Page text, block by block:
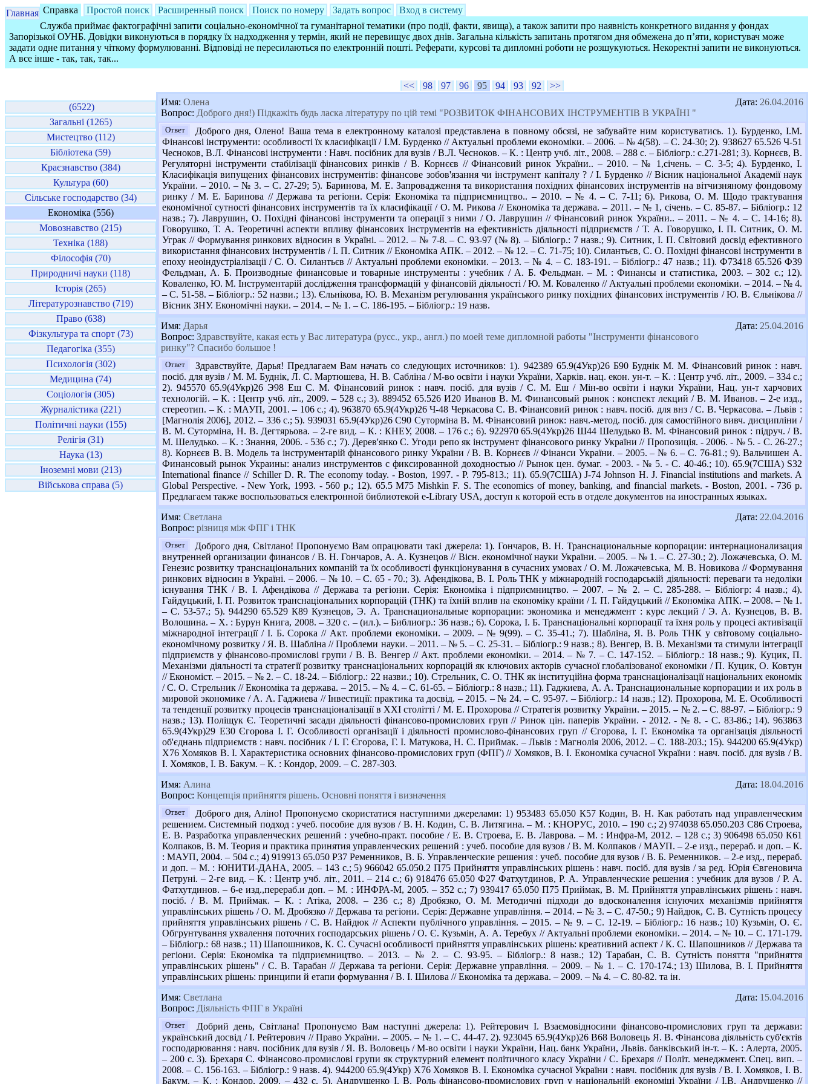
Главная Справка Простой поиск Расширенный поиск Поиск по номеру Задать вопрос
Вход в систему
Служба приймає фактографічні запити соціально-економічної та гуманітарної тематики (про події, факти, явища), а також запити про наявність конкретного видання у фондах
Запорізької ОУНБ. Довідки виконуються в порядку їх надходження у термін, який не перевищує двох днів. Загальна кількість запитань протягом дня обмежена до п’яти, користувач може
задати одне питання у чіткому формулюванні. Відповіді не пересилаються по електронній пошті. Реферати, курсові та дипломні роботи не розшукуються. Некоректні запити не виконуються.
А все інше - так, так, так...
(6522)
Загальні (1265)
Мистецтво (112)
Бібліотека (59)
Краєзнавство (384)
Культура (60)
Сільське господарство (34)
Економіка (556)
Мовознавство (215)
Техніка (188)
Філософія (70)
Природничі науки (118)
Історія (265)
Літературознавство (719)
Право (638)
Фізкультура та спорт (73)
Педагогіка (355)
Психологія (302)
Медицина (74)
Соціологія (305)
Журналістика (221)
Політичні науки (155)
Релігія (31)
Наука (13)
Іноземні мови (213)
Військова справа (5)
<< 98 97 96 95 94 93 92
>>
Дата: 26.04.2016
Имя: Олена
Вопрос: Доброго дня!) Підкажіть будь ласка літературу по цій темі "РОЗВИТОК ФІНАНСОВИХ ІНСТРУМЕНТІВ В УКРАЇНІ "
Ответ
Доброго дня, Олено! Ваша тема в електронному каталозі представлена в повному обсязі, не забувайте ним користуватись. 1). Бурденко, І.М.
Фінансові інструменти: особливості їх класифікації / І.М. Бурденко // Актуальні проблеми економіки. – 2006. – № 4(58). – С. 24-30; 2). 938627 65.526 Ч-51
Чесноков, В.Л. Фінансові інструменти : Навч. посібник для вузів / В.Л. Чесноков. – К. : Центр учб. літ., 2008. – 288 с. – Бібліогр.: с.271-281; 3). Корнєєв, В.
Регуляторні інструменти стабілізації фінансових ринків / В. Корнєєв // Фінансовий ринок України.. – 2010. – № 1,січень. – С. 3-5; 4). Бурденко, І.
Класифікація випущених фінансових інструментів: фінансове зобов'язання чи інструмент капіталу ? / І. Бурденко // Вісник національної Академії наук
України. – 2010. – № 3. – С. 27-29; 5). Баринова, М. Е. Запровадження та використання похідних фінансових інструментів на вітчизняному фондовому
ринку / М. Е. Баринова // Держава та регіони. Серія: Економіка та підприємництво.. – 2010. – № 4. – С. 7-11; 6). Рикова, О. М. Щодо трактування
економічної сутності фінансових інструментів та їх класифікації / О. М. Рикова // Економіка та держава. – 2011. – № 1, січень. – С. 85-87. – Бібліогр.: 12
назв.; 7). Лаврушин, О. Похідні фінансові інструменти та операції з ними / О. Лаврушин // Фінансовий ринок України.. – 2011. – № 4. – С. 14-16; 8).
Говорушко, Т. А. Теоретичні аспекти впливу фінансових інструментів на ефективність діяльності підприємств / Т. А. Говорушко, І. П. Ситник, О. М.
Уграк // Формування ринкових відносин в Україні. – 2012. – № 7-8. – С. 93-97 (№ 8). – Бібліогр.: 7 назв.; 9). Ситник, І. П. Світовий досвід ефективного
використання фінансових інструментів / І. П. Ситник // Економіка АПК. – 2012. – № 12. – С. 71-75; 10). Силантьєв, С. О. Похідні фінансові інструменти в
епоху неоіндустріалізації / С. О. Силантьєв // Актуальні проблеми економіки. – 2013. – № 4. – С. 183-191. – Бібліогр.: 47 назв.; 11). Ф73418 65.526 Ф39
Фельдман, А. Б. Производные финансовые и товарные инструменты : учебник / А. Б. Фельдман. – М. : Финансы и статистика, 2003. – 302 с.; 12).
Коваленко, Ю. М. Інструментарій дослідження трансформацій у фінансовій діяльності / Ю. М. Коваленко // Актуальні проблеми економіки. – 2014. – № 4.
– С. 51-58. – Бібліогр.: 52 назви.; 13). Єльнікова, Ю. В. Механізм регулювання українського ринку похідних фінансових інструментів / Ю. В. Єльнікова //
Вісник ЗНУ. Економічні науки. – 2014. – № 1. – С. 186-195. – Бібліогр.: 19 назв.
Дата: 25.04.2016
Имя: Дарья
Вопрос: Здравствуйте, какая есть у Вас литература (русс., укр., англ.) по моей теме дипломной работы "Інструменти фінансового
ринку"? Спасибо большое !
Ответ
Здравствуйте, Дарья! Предлагаем Вам начать со следующих источников: 1). 942389 65.9(4Укр)26 Б90 Буднік М. М. Фінансовий ринок : навч.
посіб. для вузів / М. М. Буднік, Л. С. Мартюшева, Н. В. Сабліна / М-во освіти і науки України, Харків. нац. екон. ун-т. – К. : Центр учб. літ., 2009. – 334 с.;
2). 945570 65.9(4Укр)26 Э98 Еш С. М. Фінансовий ринок : навч. посіб. для вузів / С. М. Еш / Мін-во освіти і науки України, Нац. ун-т харчових
технологій. – К. : Центр учб. літ., 2009. – 528 с.; 3). 889452 65.526 И20 Иванов В. М. Финансовый рынок : конспект лекций / В. М. Иванов. – 2-е изд.,
стереотип. – К. : МАУП, 2001. – 106 с.; 4). 963870 65.9(4Укр)26 Ч-48 Черкасова С. В. Фінансовий ринок : навч. посіб. для внз / С. В. Черкасова. – Львів :
[Магнолія 2006], 2012. – 336 с.; 5). 939031 65.9(4Укр)26 С90 Суторміна В. М. Фінансовий ринок: навч.-метод. посіб. для самостійного вивч. дисципліни /
В. М. Суторміна, Н. В. Дегтярьова. – 2-ге вид. – К. : КНЕУ, 2008. – 176 с.; 6). 922970 65.9(4Укр)26 Ш44 Шелудько В. М. Фінансовий ринок : підруч. / В.
М. Шелудько. – К. : Знання, 2006. - 536 с.; 7). Дерев'янко С. Угоди репо як інструмент фінансового ринку України // Пропозиція. - 2006. - № 5. - С. 26-27.;
8). Корнєєв В. В. Модель та інструментарій фінансового ринку України / В. В. Корнєєв // Фінанси України. – 2005. – № 6. – С. 76-81.; 9). Вальчишен А.
Финансовый рынок Украины: анализ инструментов с фиксированной доходностью // Рынок цен. бумаг. - 2003. - № 5. - С. 40-46.; 10). 65.9(7США) S32
International finance // Schiller D. R. The economy today. - Boston, 1997. - P. 795-813.; 11). 65.9(7США) J-74 Johnson H. J. Financial institutions and markets. A
Global Perspective. - New York, 1993. - 560 p.; 12). 65.5 M75 Mishkin F. S. The economics of money, banking, and financial markets. - Boston, 2001. - 736 p.
Предлагаем также воспользоваться електронной библиотекой e-Library USA, доступ к которой есть в отделе документов на иностранных языках.
Дата: 22.04.2016
Имя: Светлана
Вопрос: різниця між ФПГ і ТНК
Ответ
Доброго дня, Світлано! Пропонуємо Вам опрацювати такі джерела: 1). Гончаров, В. Н. Транснациональные корпорации: интернационализация
внутренней организации финансов / В. Н. Гончаров, А. А. Кузнецов // Вісн. економічної науки України. – 2005. – № 1. – С. 27-30.; 2). Ложачевська, О. М.
Генезис розвитку транснаціональних компаній та їх особливості функціонування в сучасних умовах / О. М. Ложачевська, М. В. Новикова // Формування
ринкових відносин в Україні. – 2006. – № 10. – С. 65 - 70.; 3). Афендікова, В. І. Роль ТНК у міжнародній господарській діяльності: переваги та недоліки
існування ТНК / В. І. Афендікова // Держава та регіони. Серія: Економіка і підприємництво. – 2007. – № 2. – С. 285-288. – Бібліогр: 4 назв.; 4).
Гайдуцький, І. П. Розвиток транснаціональних корпорацій (ТНК) та їхній вплив на економіку країни / І. П. Гайдуцький // Економіка АПК. – 2008. – № 1.
– С. 53-57.; 5). 944290 65.529 К89 Кузнецов, Э. А. Транснациональные корпорации: экономика и менеджмент : курс лекций / Э. А. Кузнецов, В. В.
Волошина. – Х. : Бурун Книга, 2008. – 320 с. – (ил.). – Библиогр.: 36 назв.; 6). Сорока, І. Б. Транснаціональні корпорації та їхня роль у процесі активізації
міжнародної інтеграції / І. Б. Сорока // Акт. проблеми економіки. – 2009. – № 9(99). – С. 35-41.; 7). Шабліна, Я. В. Роль ТНК у світовому соціально-
економічному розвитку / Я. В. Шабліна // Проблеми науки. – 2011. – № 5. – С. 25-31. – Бібліогр.: 9 назв.; 8). Венгер, В. В. Механізми та стимули інтеграції
підприємств у фінансово-промислові групи / В. В. Венгер // Акт. проблеми економіки. – 2014. – № 7. – С. 147-152. – Бібліогр.: 18 назв.; 9). Куцик, П.
Механізми діяльності та стратегії розвитку транснаціональних корпорацій як ключових акторів сучасної глобалізованої економіки / П. Куцик, О. Ковтун
// Економіст. – 2015. – № 2. – С. 18-24. – Бібліогр.: 22 назви.; 10). Стрельник, С. О. ТНК як інституційна форма транснаціоналізації національних економік
/ С. О. Стрельник // Економіка та держава. – 2015. – № 4. – С. 61-65. – Бібліогр.: 8 назв.; 11). Гаджиева, А. А. Транснациональные корпорации и их роль в
мировой экономике / А. А. Гаджиева // Інвестиції: практика та досвід. – 2015. – № 24. – С. 95-97. – Бібліогр.: 14 назв.; 12). Прохорова, М. Е. Особливості
та тенденції розвитку процесів транснаціоналізації в ХХІ столітті / М. Е. Прохорова // Стратегія розвитку України. – 2015. – № 2. – С. 88-97. – Бібліогр.: 9
назв.; 13). Поліщук Є. Теоретичні засади діяльності фінансово-промислових груп // Ринок цін. паперів України. - 2012. - № 8. - С. 83-86.; 14). 963863
65.9(4Укр)29 Е30 Єгорова І. Г. Особливості організації і діяльності промислово-фінансових груп // Єгорова, І. Г. Економіка та організація діяльності
об'єднань підприємств : навч. посібник / І. Г. Єгорова, Г. І. Матукова, Н. С. Приймак. – Львів : Магнолія 2006, 2012. – С. 188-203.; 15). 944200 65.9(4Укр)
Х76 Хомяков В. І. Характеристика основних фінансово-промислових груп (ФПГ) // Хомяков, В. І. Економіка сучасної України : навч. посіб. для вузів / В.
І. Хомяков, І. В. Бакум. – К. : Кондор, 2009. – С. 287-303.
Дата: 18.04.2016
Имя: Алина
Вопрос: Концепція прийняття рішень. Основні поняття і визначення
Ответ
Доброго дня, Аліно! Пропонуємо скористатися наступними джерелами: 1) 953483 65.050 К57 Кодин, В. Н. Как работать над управленческим
решением. Системный подход : учеб. пособие для вузов / В. Н. Кодин, С. В. Литягина. – М. : КНОРУС, 2010. – 190 с.; 2) 974038 65.050.203 С86 Строева,
Е. В. Разработка управленческих решений : учебно-практ. пособие / Е. В. Строева, Е. В. Лаврова. – М. : Инфра-М, 2012. – 128 с.; 3) 906498 65.050 К61
Колпаков, В. М. Теория и практика принятия управленческих решений : учеб. пособие для вузов / В. М. Колпаков / МАУП. – 2-е изд., перераб. и доп. – К.
: МАУП, 2004. – 504 с.; 4) 919913 65.050 Р37 Ременников, В. Б. Управленческие решения : учеб. пособие для вузов / В. Б. Ременников. – 2-е изд., перераб.
и доп. – М. : ЮНИТИ-ДАНА, 2005. – 143 с.; 5) 966042 65.050.2 П75 Прийняття управлінських рішень : навч. посіб. для вузів / за ред. Юрія Євгеновича
Петруні. – 2-ге вид. – К. : Центр учб. літ., 2011. – 214 с.; 6) 918476 65.050 Ф27 Фатхутдинов, Р. А. Управленческие решения : учебник для вузов / Р. А.
Фатхутдинов. – 6-е изд.,перераб.и доп. – М. : ИНФРА-М, 2005. – 352 с.; 7) 939417 65.050 П75 Приймак, В. М. Прийняття управлінських рішень : навч.
посіб. / В. М. Приймак. – К. : Атіка, 2008. – 236 с.; 8) Дробязко, О. М. Методичні підходи до вдосконалення існуючих механізмів прийняття
управлінських рішень / О. М. Дробязко // Держава та регіони. Серія: Державне управління. – 2014. – № 3. – С. 47-50.; 9) Найдюк, С. В. Сутність процесу
прийняття управлінських рішень / С. В. Найдюк // Аспекти публічного управління. – 2015. – № 9. – С. 12-19. – Бібліогр.: 16 назв.; 10) Кузьмін, О. Є.
Обгрунтування ухвалення поточних господарських рішень / О. Є. Кузьмін, А. А. Теребух // Актуальні проблеми економіки. – 2014. – № 10. – С. 171-179.
– Бібліогр.: 68 назв.; 11) Шапошников, К. С. Сучасні особливості прийняття управлінських рішень: креативний аспект / К. С. Шапошников // Держава та
регіони. Серія: Економіка та підприємництво. – 2013. – № 2. – С. 93-95. – Бібліогр.: 8 назв.; 12) Тарабан, С. В. Сутність поняття "прийняття
управлінських рішень" / С. В. Тарабан // Держава та регіони. Серія: Державне управління. – 2009. – № 1. – С. 170-174.; 13) Шилова, В. І. Прийняття
управлінських рішень: принципи й етапи формування / В. І. Шилова // Економіка та держава. – 2009. – № 4. – С. 80-82. та ін.
Дата: 15.04.2016
Имя: Светлана
Вопрос: Діяльність ФПГ в Україні
Ответ
Добрий день, Світлана! Пропонуємо Вам наступні джерела: 1). Рейтерович І. Взаємовідносини фінансово-промислових груп та держави:
український досвід / І. Рейтерович // Право України. – 2005. – № 1. – С. 44-47. 2). 923045 65.9(4Укр)26 В68 Воловець Я. В. Фінансова діяльність суб'єктів
господарювання : навч. посібник для вузів / Я. В. Воловець / М-во освіти і науки України, Нац. банк України, Львів. банківський ін-т. – К. : Алерта, 2005.
– 200 с. 3). Брехаря С. Фінансово-промислові групи як структурний елемент політичного класу України / С. Брехаря // Політ. менеджмент. Спец. вип. –
2008. – С. 156-163. – Бібліогр.: 9 назв. 4). 944200 65.9(4Укр) Х76 Хомяков В. І. Економіка сучасної України : навч. посібник для вузів / В. І. Хомяков, І. В.
Бакум. – К. : Кондор, 2009. – 432 с. 5). Андрущенко І. В. Роль фінансово-промислових груп у національній економіці України / І.В. Андрущенко //